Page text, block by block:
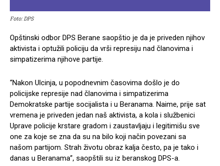
Foto: DPS
Opštinski odbor DPS Berane saopštio je da je priveden njihov
aktivista i optužili policiju da vrši represiju nad članovima i
simpatizerima njihove partije.
“Nakon Ulcinja, u popodnevnim časovima došlo je do
policijske represije nad članovima i simpatizerima
Demokratske partije socijalista i u Beranama. Naime, prije sat
vremena je priveden jedan naš aktivista, a kola i službenici
Uprave policije krstare gradom i zaustavljaju i legitimišu sve
one za koje se zna da su na bilo koji način povezani sa
našom partijom. Strah životu obraz kalja često, pa je tako i
danas u Beranama”, saopštili su iz beranskog DPS-a.